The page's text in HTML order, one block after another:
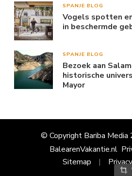
SPANJE BLOG
Vogels spotten
in beschermde
SPANJE BLOG
Bezoek aan
historische
Mayor
© Copyright Bariba
BalearenVakantie.nl
Sitemap